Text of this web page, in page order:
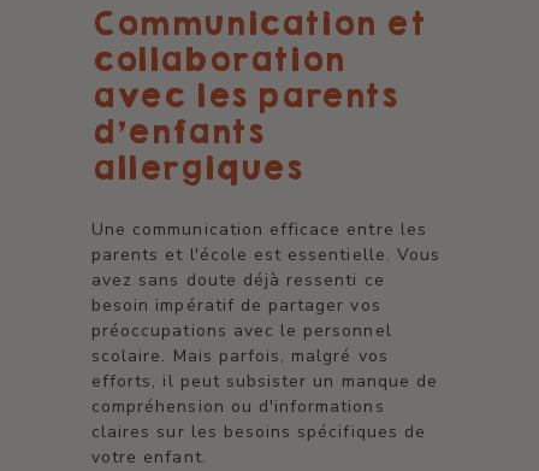
Communication et
collaboration
avec les parents
d'enfants
allergiques
Une communication efficace entre les
parents et l'école est essentielle. Vous
avez sans doute déjà ressenti ce
besoin impératif de partager vos
préoccupations avec le personnel
scolaire. Mais parfois, malgré vos
efforts, il peut subsister un manque de
compréhension ou d'informations
claires sur les besoins spécifiques de
votre enfant.